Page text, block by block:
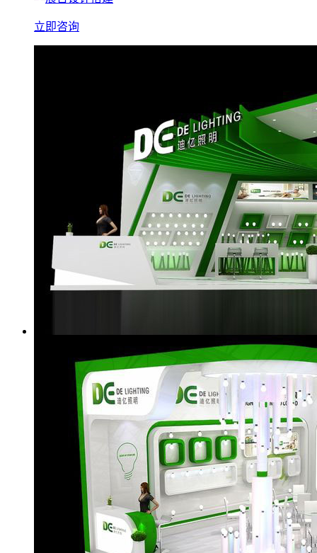
立即咨询